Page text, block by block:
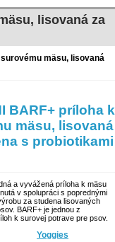
lisovaná za
mäsu, lisovaná
BARF+ príloha k
mäsu, lisovaná
s probiotikami
a vyvážená príloha k mäsu
v spolupráci s poprednými
za studena lisovaných
BARF+ je jednou z
k surovej potrave pre psov.
Yoggies